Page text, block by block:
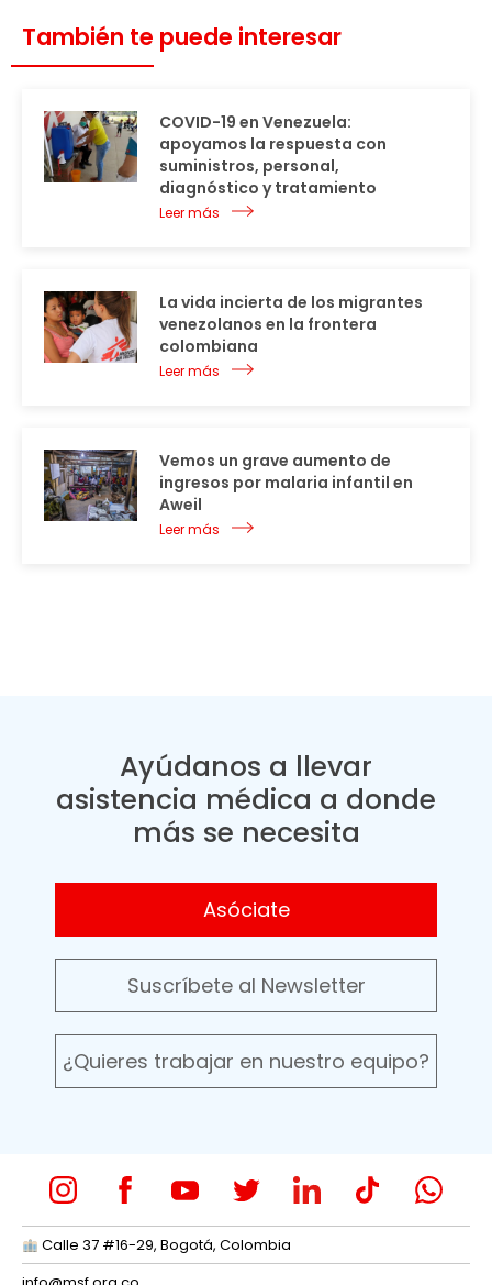
También te puede interesar
COVID-19 en Venezuela:
apoyamos la respuesta con
suministros, personal,
diagnóstico y tratamiento
Leer más
La vida incierta de los migrantes
venezolanos en la frontera
colombiana
Leer más
Vemos un grave aumento de
ingresos por malaria infantil en
Aweil
Leer más
Ayúdanos a llevar
asistencia médica a donde
más se necesita
Asóciate
Suscríbete al Newsletter
¿Quieres trabajar en nuestro equipo?
Calle 37 #16-29, Bogotá, Colombia